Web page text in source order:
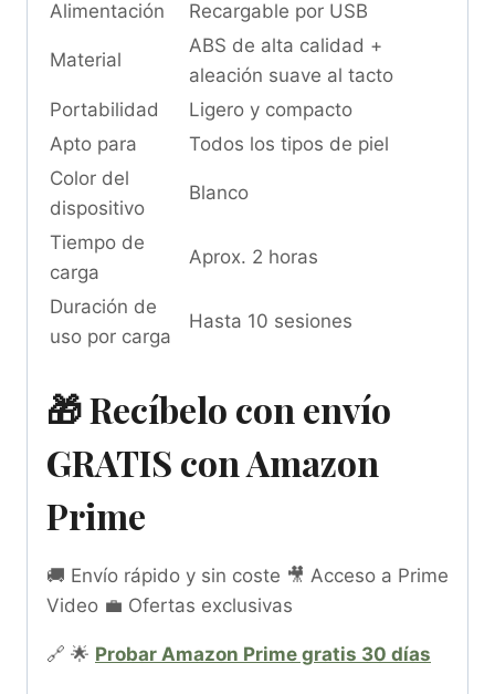
Alimentación
Recargable por USB
Material
ABS de alta calidad +
aleación suave al tacto
Portabilidad
Ligero y compacto
Apto para
Todos los tipos de piel
Color del
dispositivo
Blanco
Tiempo de
carga
Aprox. 2 horas
Duración de
uso por carga
Hasta 10 sesiones
🎁 Recíbelo con envío
GRATIS con Amazon
Prime
🚚 Envío rápido y sin coste 🎥 Acceso a Prime
Video 💼 Ofertas exclusivas
🔗 🌟 Probar Amazon Prime gratis 30 días